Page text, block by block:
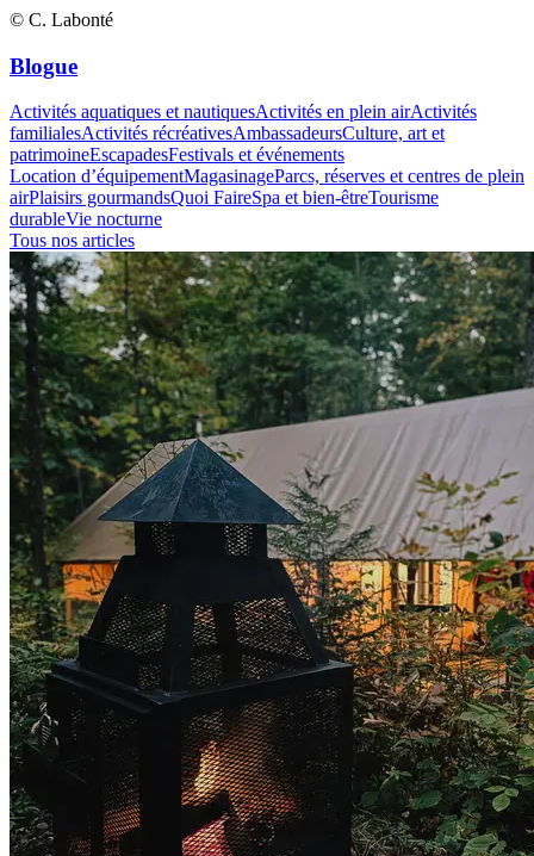
© C. Labonté
Blogue
Activités aquatiques et nautiquesActivités en plein airActivités
familialesActivités récréativesAmbassadeursCulture, art et
patrimoineEscapadesFestivals et événements
Location d’équipementMagasinageParcs, réserves et centres de plein
airPlaisirs gourmandsQuoi FaireSpa et bien-êtreTourisme
durableVie nocturne
Tous nos articles